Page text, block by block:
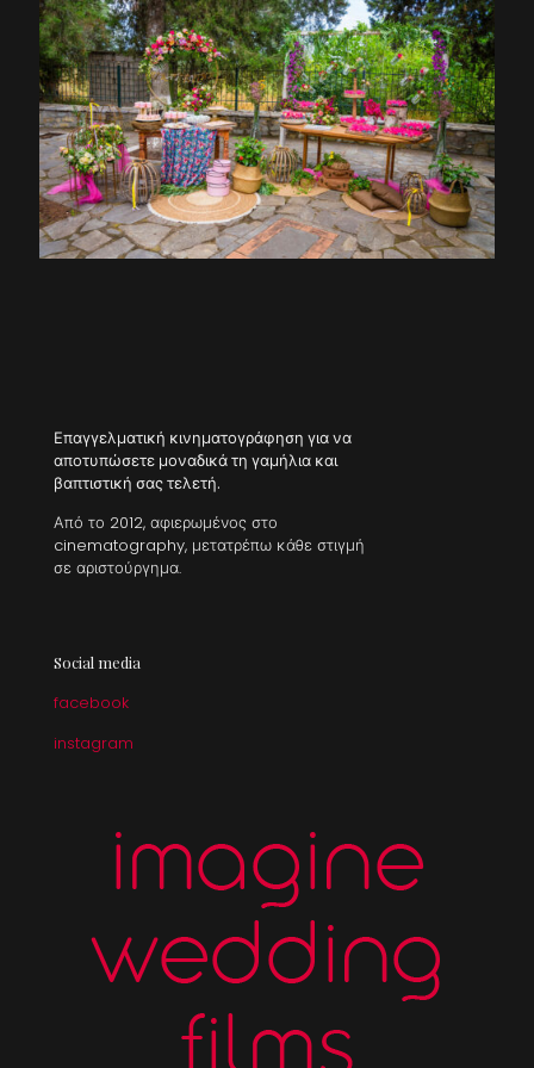
Επαγγελματική κινηματογράφηση για να
αποτυπώσετε μοναδικά τη γαμήλια και
βαπτιστική σας τελετή.
Από το 2012, αφιερωμένος στο
cinematography, μετατρέπω κάθε στιγμή
σε αριστούργημα.
Social media
facebook
instagram